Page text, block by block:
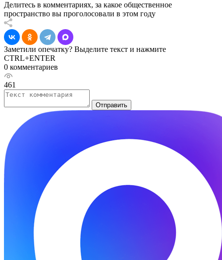
Делитесь в комментариях, за какое общественное
пространство вы проголосовали в этом году
Заметили опечатку? Выделите текст и нажмите
CTRL+ENTER
0 комментариев
461
Отправить